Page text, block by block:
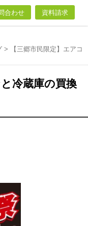
合わせ 資料請求
>
【三郷市民限定】エアコ
冷蔵庫の買換